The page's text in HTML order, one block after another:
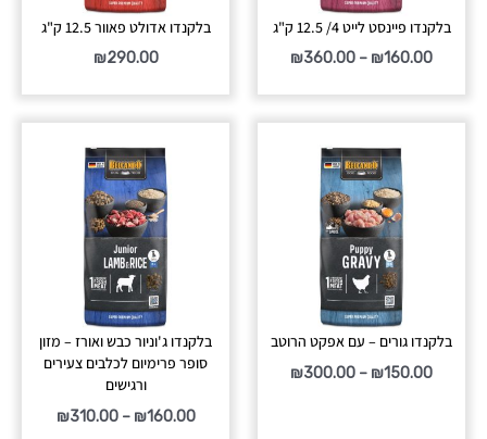
בלקנדו פיינסט לייט 4/ 12.5 ק"ג
₪160.00
–
₪360.00
בלקנדו אדולט פאוור 12.5 ק"ג
₪290.00
בלקנדו גורים – עם אפקט הרוטב
₪150.00
–
₪300.00
בלקנדו ג'וניור כבש ואורז – מזון
סופר פרימיום לכלבים צעירים
ורגישים
₪160.00
–
₪310.00